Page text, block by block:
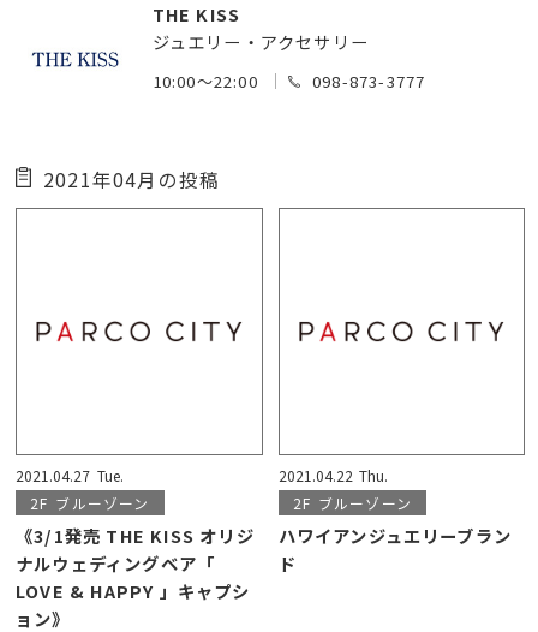
THE KISS
ジュエリー・アクセサリー
10:00～22:00 098-873-3777
2021年04月の投稿
2021.04.27 Tue.
2F ブルーゾーン
《3/1発売 THE KISS オリジ
ナルウェディングベア「
LOVE & HAPPY 」キャプシ
ョン》
2021.04.22 Thu.
2F ブルーゾーン
ハワイアンジュエリーブラン
ド